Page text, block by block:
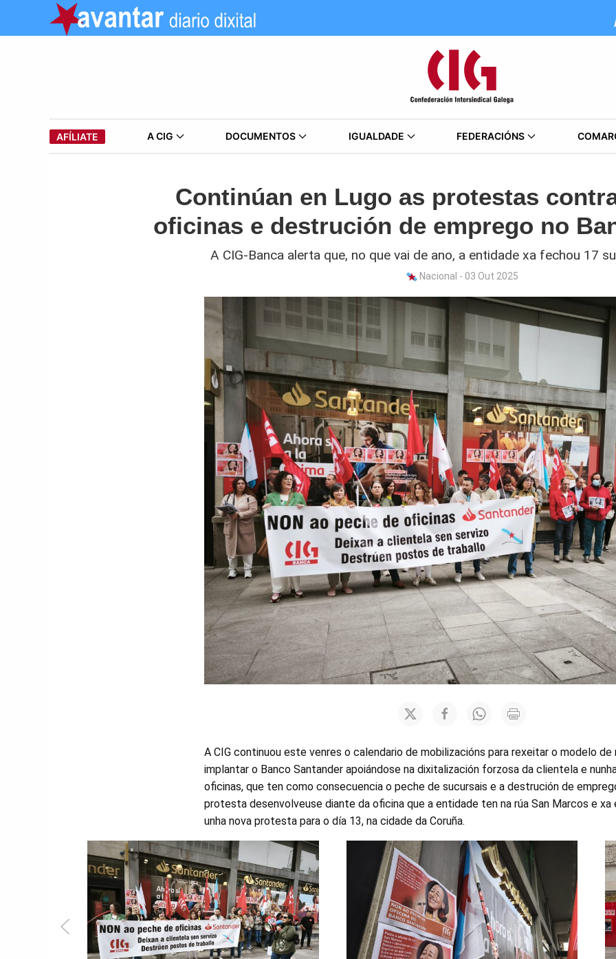
AFÍLIATE A CIG DOCUMENTOS IGUALDADE FEDERACIÓNS
Continúan en Lugo as protestas
oficinas e destrución de emprego no
A CIG-Banca alerta que, no que vai de ano, a entidade xa fechou 17
Nacional - 03 Out 2025
A CIG continuou este venres o calendario de mobilizacións para rexeitar o modelo
implantar o Banco Santander apoiándose na dixitalización forzosa da clientela e
oficinas, que ten como consecuencia o peche de sucursais e a destrución de
protesta desenvolveuse diante da oficina que a entidade ten na rúa San Marcos e xa
unha nova protesta para o día 13, na cidade da Coruña.